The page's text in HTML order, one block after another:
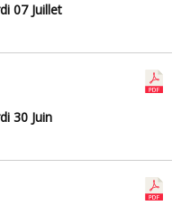
07 Juillet
30 Juin